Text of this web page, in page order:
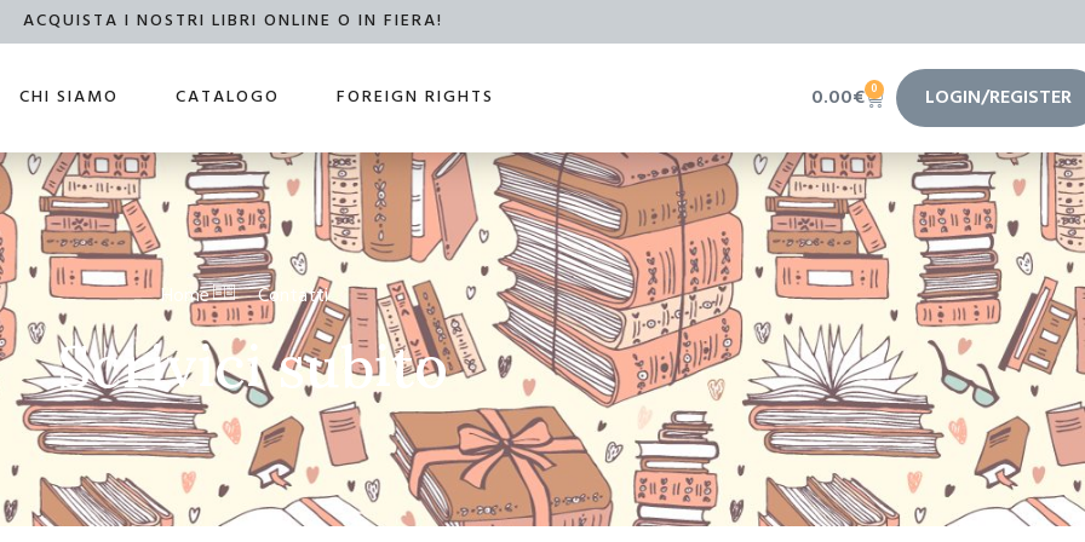
ACQUISTA I NOSTRI LIBRI ONLINE O IN FIERA!
CHI SIAMO CATALOGO FOREIGN RIGHTS 0.00€ 0 LOGIN/REGISTER
Home Contatti
Scrivici subito